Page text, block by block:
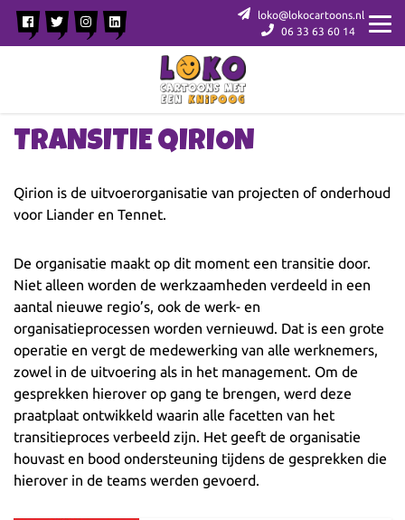
loko@lokocartoons.nl
06 33 63 60 14
TRANSITIE QIRION
Qirion is de uitvoerorganisatie van projecten of onderhoud
voor Liander en Tennet.
De organisatie maakt op dit moment een transitie door.
Niet alleen worden de werkzaamheden verdeeld in een
aantal nieuwe regio’s, ook de werk- en
organisatieprocessen worden vernieuwd. Dat is een grote
operatie en vergt de medewerking van alle werknemers,
zowel in de uitvoering als in het management. Om de
gesprekken hierover op gang te brengen, werd deze
praatplaat ontwikkeld waarin alle facetten van het
transitieproces verbeeld zijn. Het geeft de organisatie
houvast en bood ondersteuning tijdens de gesprekken die
hierover in de teams werden gevoerd.